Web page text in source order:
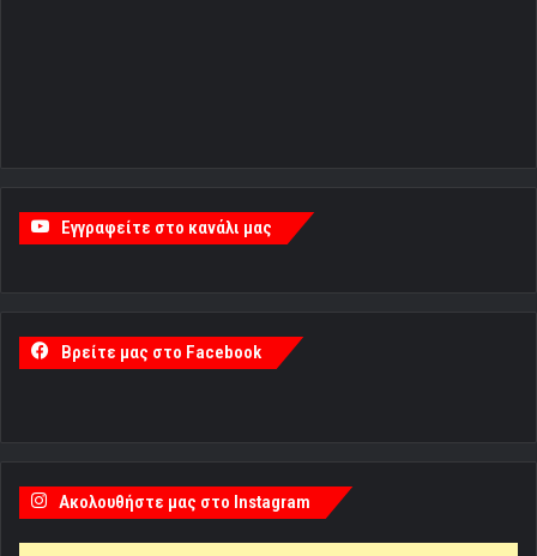
Εγγραφείτε στο κανάλι μας
Βρείτε μας στο Facebook
Ακολουθήστε μας στο Instagram